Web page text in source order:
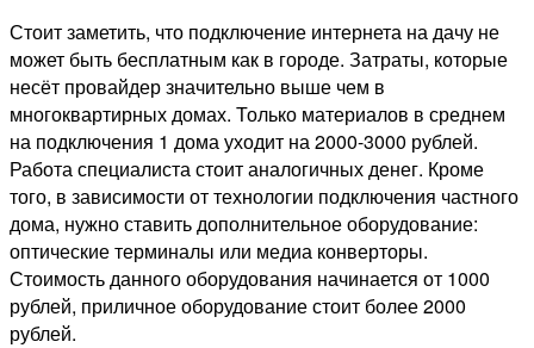
Стоит заметить, что подключение интернета на дачу не
может быть бесплатным как в городе. Затраты, которые
несёт провайдер значительно выше чем в
многоквартирных домах. Только материалов в среднем
на подключения 1 дома уходит на 2000-3000 рублей.
Работа специалиста стоит аналогичных денег. Кроме
того, в зависимости от технологии подключения частного
дома, нужно ставить дополнительное оборудование:
оптические терминалы или медиа конверторы.
Стоимость данного оборудования начинается от 1000
рублей, приличное оборудование стоит более 2000
рублей.